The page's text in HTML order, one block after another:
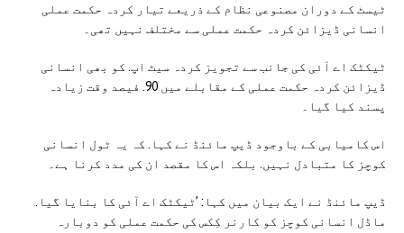
ٹیسٹ کے دوران مصنوعی نظام کے ذریعے تیار کردہ حکمت عملی
انسانی ڈیزائن کردہ حکمت عملی سے مختلف نہیں تھی۔
ٹیکٹک اے آئی کی جانب سے تجویز کردہ سیٹ اپ. کو بھی انسانی
ڈیزائن کردہ حکمت عملی کے مقابلے میں 90. فیصد وقت زیادہ
پسند کیا گیا۔
اس کامیابی کے باوجود ڈیپ مائنڈ نے کہا. کہ یہ ٹول انسانی
کوچز کا متبادل نہیں. بلکہ اس کا مقصد ان کی مدد کرنا ہے۔
ڈیپ مائنڈ نے ایک بیان میں کہا: ’ٹیکٹک اے آئی کا بنایا گیا.
ماڈل انسانی کوچز کو کارنر کِکس کی حکمت عملی کو دوبارہ